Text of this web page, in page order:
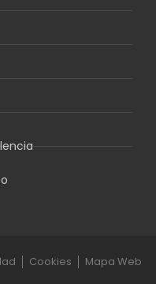
Cookies Mapa Web